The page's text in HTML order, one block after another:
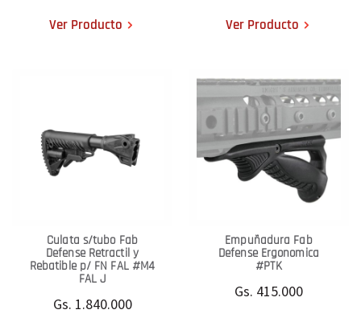
Ver Producto Ver Producto
Culata s/tubo Fab
Defense Retractil y
Rebatible p/ FN FAL #M4
FAL J
Gs. 1.840.000
Empuñadura Fab
Defense Ergonomica
#PTK
Gs. 415.000